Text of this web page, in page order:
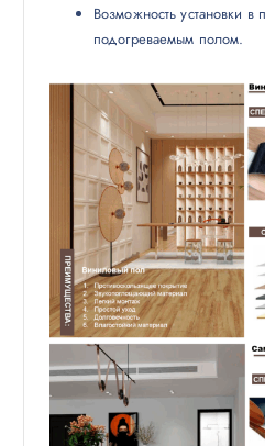
Возможность установки в
подогреваемым полом.